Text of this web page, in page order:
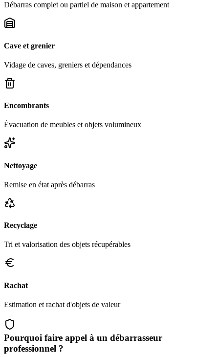
Débarras complet ou partiel de maison et appartement
Cave et grenier
Vidage de caves, greniers et dépendances
Encombrants
Évacuation de meubles et objets volumineux
Nettoyage
Remise en état après débarras
Recyclage
Tri et valorisation des objets récupérables
Rachat
Estimation et rachat d'objets de valeur
Pourquoi faire appel à un débarrasseur
professionnel ?